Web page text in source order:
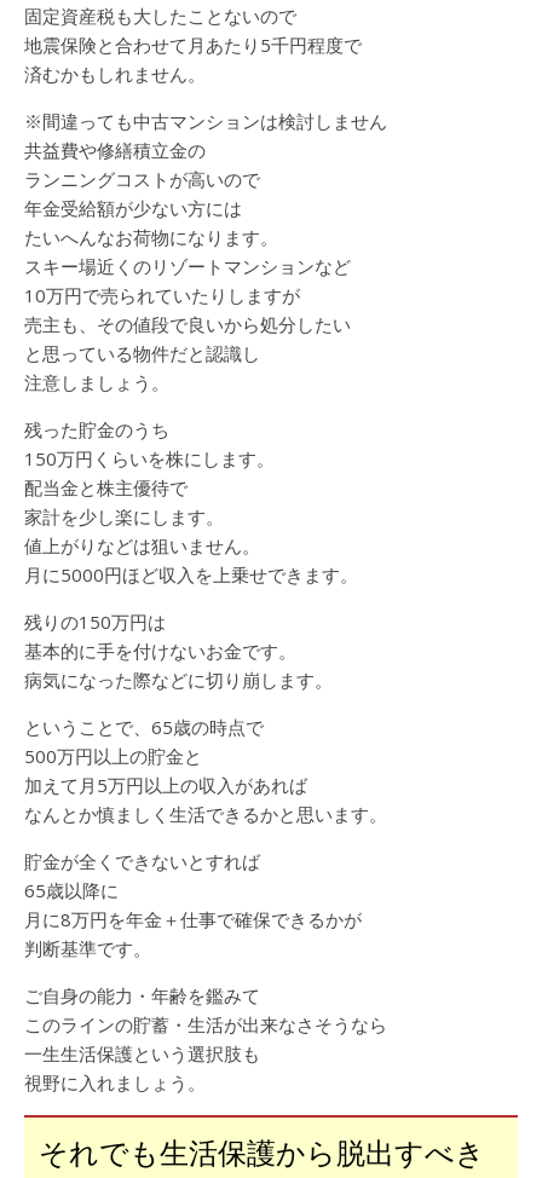
固定資産税も大したことないので
地震保険と合わせて月あたり5千円程度で
済むかもしれません。
※間違っても中古マンションは検討しません
共益費や修繕積立金の
ランニングコストが高いので
年金受給額が少ない方には
たいへんなお荷物になります。
スキー場近くのリゾートマンションなど
10万円で売られていたりしますが
売主も、その値段で良いから処分したい
と思っている物件だと認識し
注意しましょう。
残った貯金のうち
150万円くらいを株にします。
配当金と株主優待で
家計を少し楽にします。
値上がりなどは狙いません。
月に5000円ほど収入を上乗せできます。
残りの150万円は
基本的に手を付けないお金です。
病気になった際などに切り崩します。
ということで、65歳の時点で
500万円以上の貯金と
加えて月5万円以上の収入があれば
なんとか慎ましく生活できるかと思います。
貯金が全くできないとすれば
65歳以降に
月に8万円を年金＋仕事で確保できるかが
判断基準です。
ご自身の能力・年齢を鑑みて
このラインの貯蓄・生活が出来なさそうなら
一生生活保護という選択肢も
視野に入れましょう。
それでも生活保護から脱出すべき